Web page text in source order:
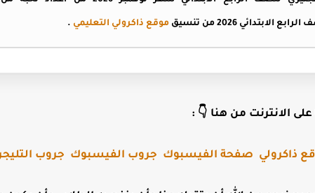
2026 من تنسيق موقع ذاكرولي التعليمي .
الانترنت من هنا 👇 :
ذاكرولي صفحة الفيسبوك جروب الفيسبوك جروب